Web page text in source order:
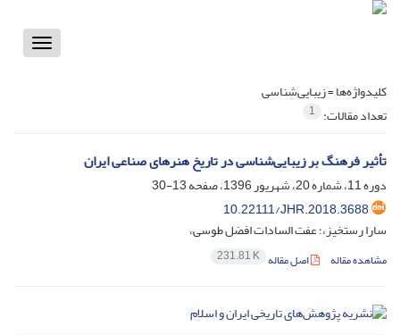
Toggle
کلیدواژه‌ها =زیبایی‌شناسی
تعداد مقالات: 1
تأثیر فرهنگ بر زیبایی‌شناسی در تاریخ هنرهای صناعی ایران
دوره 11، شماره 20، شهریور 1396، صفحه
13-30
10.22111/JHR.2018.3688
سارا رستخیز،؛ عفت السادات افضل طوسی،
مشاهده مقاله اصل مقاله 231.81 K